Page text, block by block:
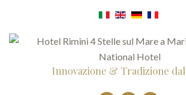
Innovazione & Tradizione dal